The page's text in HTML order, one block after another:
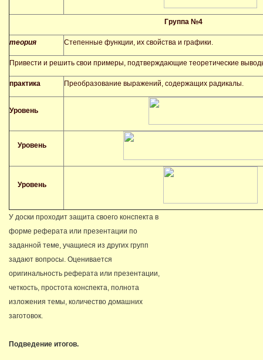
Группа №4
теория Степенные функции, их свойства и графики.
Привести и решить свои примеры, подтверждающие теоретические
практика Преобразование выражений, содержащих радикалы.
Уровень
Уровень
Уровень
У доски проходит защита своего конспекта в
форме реферата или презентации по
заданной теме, учащиеся из других групп
задают вопросы. Оценивается
оригинальность реферата или презентации,
четкость, простота конспекта, полнота
изложения темы, количество домашних
заготовок.
Подведение итогов.